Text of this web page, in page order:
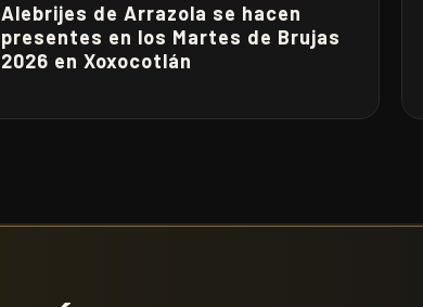
Alebrijes de Arrazola se hacen
presentes en los Martes de Brujas
2026 en Xoxocotlán